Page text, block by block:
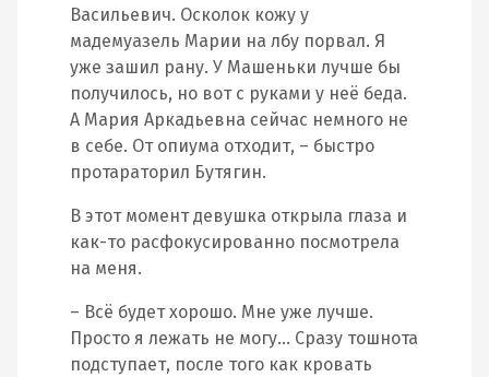
Васильевич. Осколок кожу у
мадемуазель Марии на лбу порвал. Я
уже зашил рану. У Машеньки лучше бы
получилось, но вот с руками у неё беда.
А Мария Аркадьевна сейчас немного не
в себе. От опиума отходит, – быстро
протараторил Бутягин.
В этот момент девушка открыла глаза и
как-то расфокусированно посмотрела
на меня.
– Всё будет хорошо. Мне уже лучше.
Просто я лежать не могу… Сразу тошнота
подступает, после того как кровать